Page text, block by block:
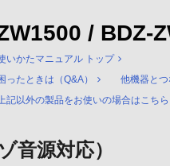
/ BDZ-
いかたマニュアル トップ
ったときは（Q&A）
他機器とつ
記以外の製品をお使いの場合はこちら
音源対応）